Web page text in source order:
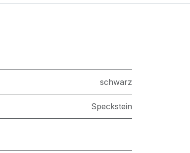
schwarz
Speckstein